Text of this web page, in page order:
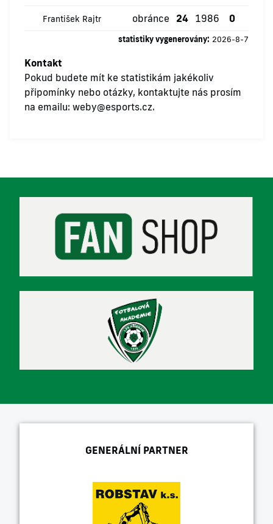
František Rajtr obránce 24 1986 0
statistiky vygenerovány: 2026-8-7
Kontakt
Pokud budete mít ke statistikám jakékoliv
připomínky nebo otázky, kontaktujte nás prosím
na emailu: weby@esports.cz.
GENERÁLNÍ PARTNER